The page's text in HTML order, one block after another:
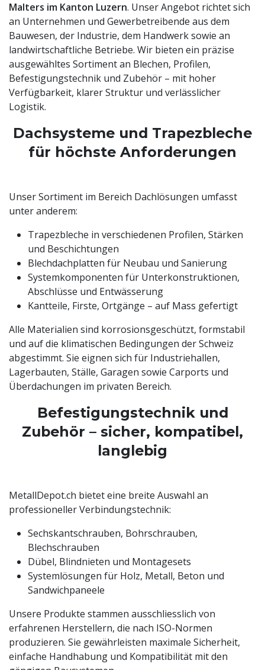
Malters im Kanton Luzern. Unser Angebot richtet sich
an Unternehmen und Gewerbetreibende aus dem
Bauwesen, der Industrie, dem Handwerk sowie an
landwirtschaftliche Betriebe. Wir bieten ein präzise
ausgewähltes Sortiment an Blechen, Profilen,
Befestigungstechnik und Zubehör – mit hoher
Verfügbarkeit, klarer Struktur und verlässlicher
Logistik.
Dachsysteme und Trapezbleche
für höchste Anforderungen
Unser Sortiment im Bereich Dachlösungen umfasst
unter anderem:
Trapezbleche in verschiedenen Profilen, Stärken
und Beschichtungen
Blechdachplatten für Neubau und Sanierung
Systemkomponenten für Unterkonstruktionen,
Abschlüsse und Entwässerung
Kantteile, Firste, Ortgänge – auf Mass gefertigt
Alle Materialien sind korrosionsgeschützt, formstabil
und auf die klimatischen Bedingungen der Schweiz
abgestimmt. Sie eignen sich für Industriehallen,
Lagerbauten, Ställe, Garagen sowie Carports und
Überdachungen im privaten Bereich.
Befestigungstechnik und
Zubehör – sicher, kompatibel,
langlebig
MetallDepot.ch bietet eine breite Auswahl an
professioneller Verbindungstechnik:
Sechskantschrauben, Bohrschrauben,
Blechschrauben
Dübel, Blindnieten und Montagesets
Systemlösungen für Holz, Metall, Beton und
Sandwichpaneele
Unsere Produkte stammen ausschliesslich von
erfahrenen Herstellern, die nach ISO-Normen
produzieren. Sie gewährleisten maximale Sicherheit,
einfache Handhabung und Kompatibilität mit den